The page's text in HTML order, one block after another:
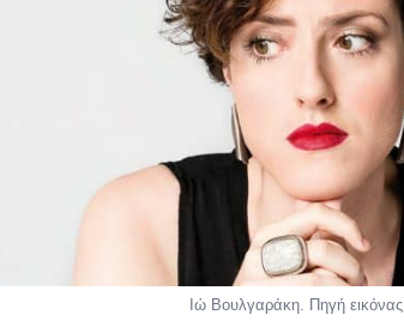
Ιώ Βουλγαράκη. Πηγή